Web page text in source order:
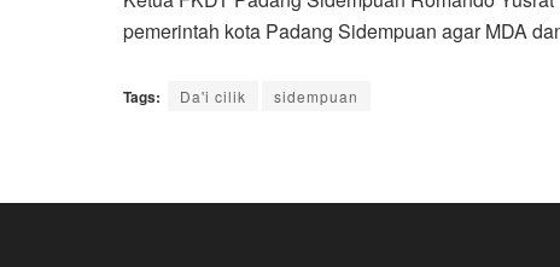
pemerintah kota Padang Sidempuan agar MDA
Tags: Da'i cilik sidempuan